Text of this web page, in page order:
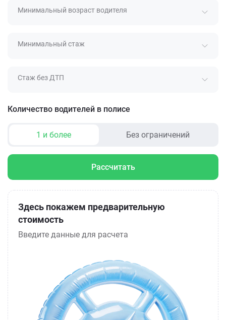
Минимальный возраст водителя
Минимальный стаж
Стаж без ДТП
Количество водителей в полисе
1 и более Без ограничений
Рассчитать
Здесь покажем предварительную
стоимость
Введите данные для расчета